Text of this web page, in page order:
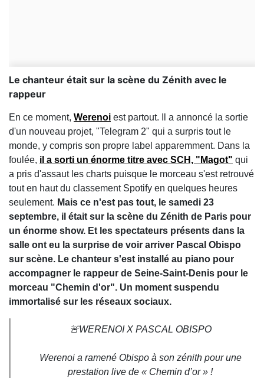
Le chanteur était sur la scène du Zénith avec le
rappeur
En ce moment, Werenoi est partout. Il a annoncé la sortie
d'un nouveau projet, "Telegram 2" qui a surpris tout le
monde, y compris son propre label apparemment. Dans la
foulée, il a sorti un énorme titre avec SCH, "Magot" qui
a pris d'assaut les charts puisque le morceau s'est retrouvé
tout en haut du classement Spotify en quelques heures
seulement. Mais ce n'est pas tout, le samedi 23
septembre, il était sur la scène du Zénith de Paris pour
un énorme show. Et les spectateurs présents dans la
salle ont eu la surprise de voir arriver Pascal Obispo
sur scène. Le chanteur s'est installé au piano pour
accompagner le rappeur de Seine-Saint-Denis pour le
morceau "Chemin d'or". Un moment suspendu
immortalisé sur les réseaux sociaux.
🚨WERENOI X PASCAL OBISPO
Werenoi a ramené Obispo à son zénith pour une
prestation live de « Chemin d’or » !